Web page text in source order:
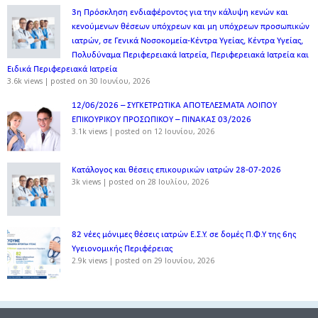
3η Πρόσκληση ενδιαφέροντος για την κάλυψη κενών και
κενούμενων θέσεων υπόχρεων και μη υπόχρεων προσωπικών
ιατρών, σε Γενικά Νοσοκομεία-Κέντρα Υγείας, Κέντρα Υγείας,
Πολυδύναμα Περιφερειακά Ιατρεία, Περιφερειακά Ιατρεία και
Ειδικά Περιφερειακά Ιατρεία
3.6k views | posted on 30 Ιουνίου, 2026
12/06/2026 – ΣΥΓΚΕΤΡΩΤΙΚΑ ΑΠΟΤΕΛΕΣΜΑΤΑ ΛΟΙΠΟΥ
ΕΠΙΚΟΥΡΙΚΟΥ ΠΡΟΣΩΠΙΚΟΥ – ΠΙΝΑΚΑΣ 03/2026
3.1k views | posted on 12 Ιουνίου, 2026
Κατάλογος και θέσεις επικουρικών ιατρών 28-07-2026
3k views | posted on 28 Ιουλίου, 2026
82 νέες μόνιμες θέσεις ιατρών Ε.Σ.Υ. σε δομές Π.Φ.Υ της 6ης
Υγειονομικής Περιφέρειας
2.9k views | posted on 29 Ιουνίου, 2026